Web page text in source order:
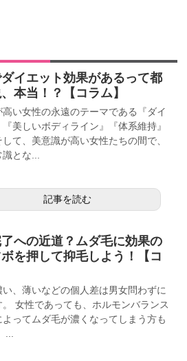
イエット効果があるって都
本当！？【コラム】
高い女性の永遠のテーマである『ダイ
美しいボディライン』『体系維持』
て、美意識が高い女性たちの間で、
とな...
記事を読む
への近道？ムダ毛に効果の
を押して抑毛しよう！【コ
い、薄いなどの個人差は男女問わずに
。 女性であっても、ホルモンバランス
よってムダ毛が濃くなってしまう方も